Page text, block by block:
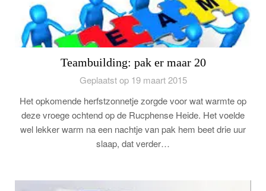
Teambuilding: pak er maar 20
Geplaatst op 19 maart 2015
Het opkomende herfstzonnetje zorgde voor wat warmte op
deze vroege ochtend op de Rucphense Heide. Het voelde
wel lekker warm na een nachtje van pak hem beet drie uur
slaap, dat verder…